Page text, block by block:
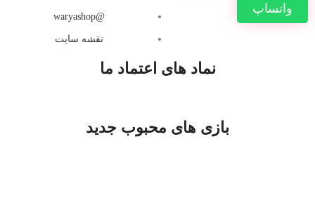
واتساپ
@waryashop
نقشه سایت
نماد های اعتماد ما
بازی های محبوب جدید